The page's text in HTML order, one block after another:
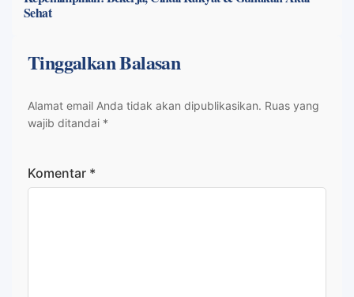
Sehat
Tinggalkan Balasan
Alamat email Anda tidak akan dipublikasikan. Ruas yang
wajib ditandai *
Komentar *